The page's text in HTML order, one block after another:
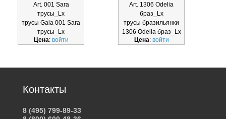
Art. 001 Sara
трусы_Lx
трусы Gaia 001 Sara
трусы_Lx
Цена: войти
Art. 1306 Odelia
браз_Lx
трусы бразильянки
1306 Odelia браз_Lx
Цена: войти
Контакты
8 (495) 799-89-33